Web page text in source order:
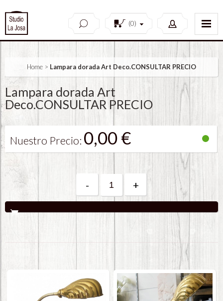
(0)
Home > Lampara dorada Art Deco.CONSULTAR PRECIO
Lampara dorada Art
Deco.CONSULTAR PRECIO
Nuestro Precio: 0,00 €
- +